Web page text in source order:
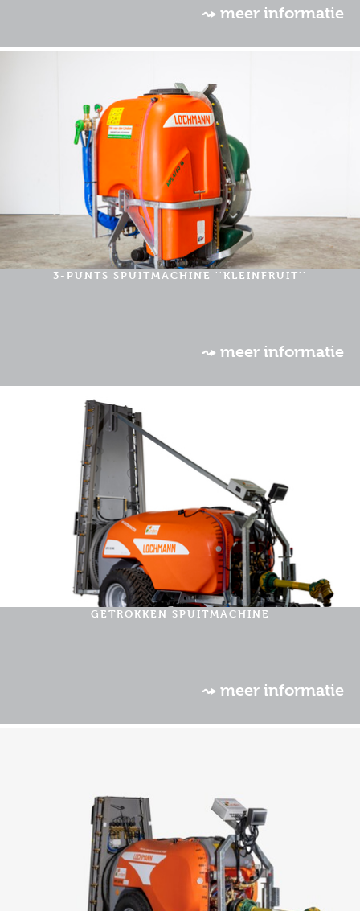
⤳ meer informatie
3-PUNTS SPUITMACHINE ''KLEINFRUIT''
⤳ meer informatie
GETROKKEN SPUITMACHINE
⤳ meer informatie